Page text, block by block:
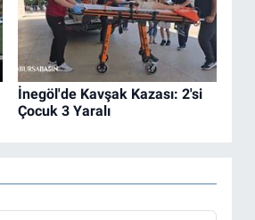
İnegöl'de Kavşak Kazası: 2'si
Çocuk 3 Yaralı